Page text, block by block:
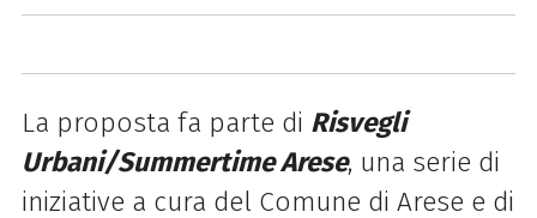
La proposta fa parte di Risvegli
Urbani/Summertime Arese, una serie di
iniziative a cura del Comune di Arese e di